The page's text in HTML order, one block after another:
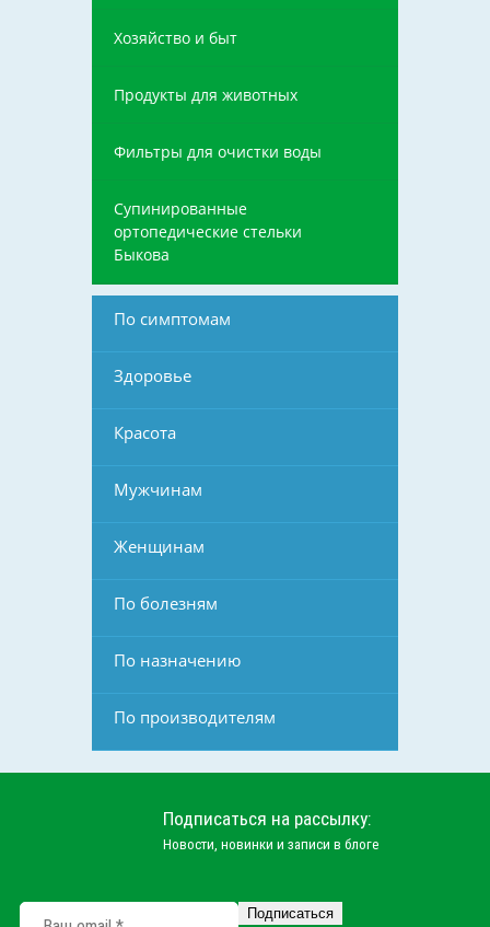
Хозяйство и быт
Продукты для животных
Фильтры для очистки воды
Супинированные
ортопедические стельки
Быкова
По симптомам
Здоровье
Красота
Мужчинам
Женщинам
По болезням
По назначению
По производителям
Подписаться на рассылку:
Новости, новинки и записи в блоге